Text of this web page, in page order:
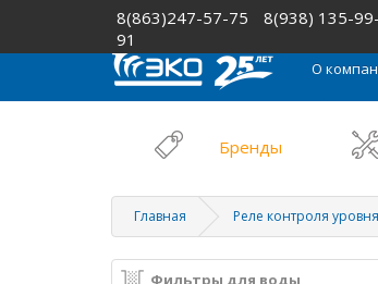
8(863)247-57-75
8(938) 135-99-
91
О
Бренды
Главная Реле контроля
Фильтры для воды